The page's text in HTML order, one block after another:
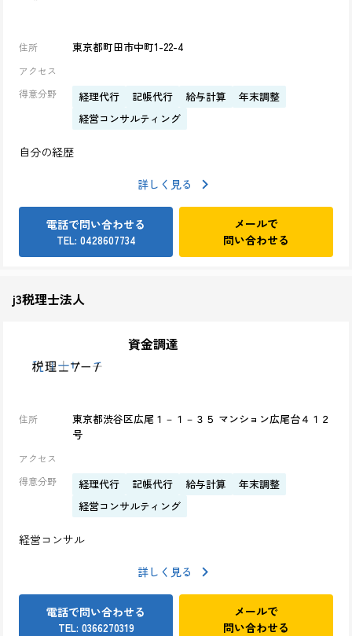
住所 東京都町田市中町1-22-4
アクセス
得意分野
経理代行 記帳代行 給与計算
年末調整
経営コンサルティング
自分の経歴
詳しく見る
電話で問い合わせる
TEL: 0428607734
メールで
問い合わせる
j3税理士法人
資金調達
住所
東京都渋谷区広尾１－１－３５ マンション広尾台４１２
号
アクセス
得意分野
経理代行 記帳代行 給与計算
年末調整
経営コンサルティング
経営コンサル
詳しく見る
電話で問い合わせる
TEL: 0366270319
メールで
問い合わせる